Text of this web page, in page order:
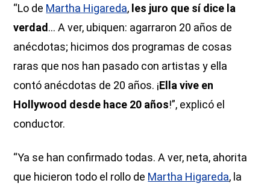
“Lo de Martha Higareda, les juro que sí dice la
verdad… A ver, ubiquen: agarraron 20 años de
anécdotas; hicimos dos programas de cosas
raras que nos han pasado con artistas y ella
contó anécdotas de 20 años. ¡Ella vive en
Hollywood desde hace 20 años!”, explicó el
conductor.
“Ya se han confirmado todas. A ver, neta, ahorita
que hicieron todo el rollo de Martha Higareda, la